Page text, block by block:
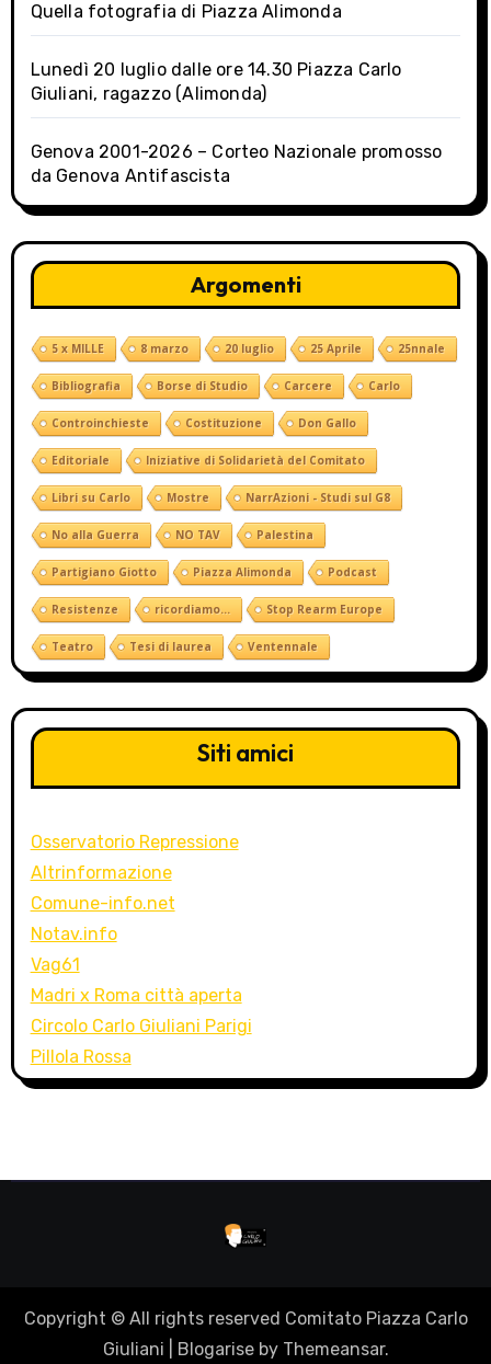
i
o
n
Quella fotografia di Piazza Alimonda
Lunedì 20 luglio dalle ore 14.30 Piazza Carlo
Giuliani, ragazzo (Alimonda)
Genova 2001-2026 – Corteo Nazionale promosso
da Genova Antifascista
Argomenti
5 x MILLE 8 marzo 20 luglio 25 Aprile 25nnale
Bibliografia Borse di Studio Carcere Carlo
Controinchieste Costituzione Don Gallo
Editoriale Iniziative di Solidarietà del Comitato
Libri su Carlo Mostre NarrAzioni - Studi sul G8
No alla Guerra NO TAV Palestina
Partigiano Giotto Piazza Alimonda Podcast
Resistenze ricordiamo... Stop Rearm Europe
Teatro Tesi di laurea Ventennale
Siti amici
Osservatorio Repressione
Altrinformazione
Comune-info.net
Notav.info
Vag61
Madri x Roma città aperta
Circolo Carlo Giuliani Parigi
Pillola Rossa
Copyright © All rights reserved Comitato Piazza Carlo
Giuliani
Blogariseby Themeansar.